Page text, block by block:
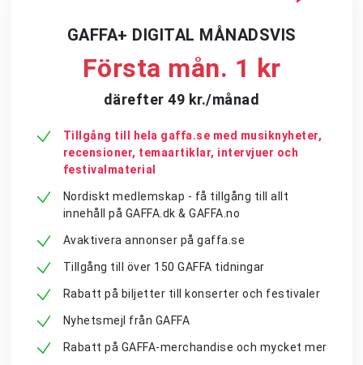
GAFFA+ DIGITAL MÅNADSVIS
Första mån. 1 kr
därefter 49 kr./månad
Tillgång till hela gaffa.se med musiknyheter,
recensioner, temaartiklar, intervjuer och
festivalmaterial
Nordiskt medlemskap - få tillgång till allt
innehåll på GAFFA.dk & GAFFA.no
Avaktivera annonser på gaffa.se
Tillgång till över 150 GAFFA tidningar
Rabatt på biljetter till konserter och festivaler
Nyhetsmejl från GAFFA
Rabatt på GAFFA-merchandise och mycket mer